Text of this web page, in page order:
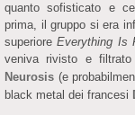
quanto sofisticato e
prima, il gruppo si era
superioreEverything Is
veniva rivisto e
Neurosis (e
black metal dei francesi